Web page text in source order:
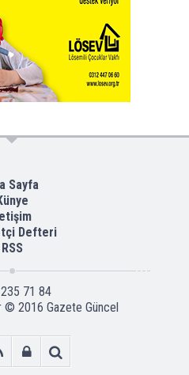
Sayfa
Defteri
RSS
71 84
© 2016 Gazete Güncel